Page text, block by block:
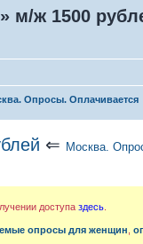
м/ж 1500
Опросы. Оплачивается
⇐ Москва.
доступа здесь
опросы для женщин